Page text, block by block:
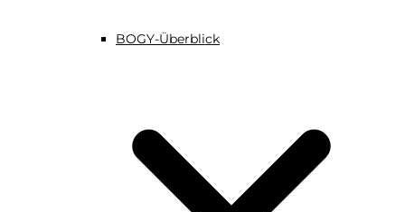
BOGY-Überblick